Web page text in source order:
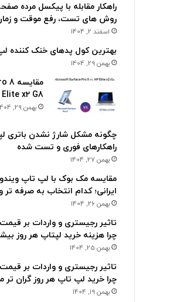
راهکار مقابله با پیکسل مرده
روش های تست، رفع موقت و
اسفند 2, 1404
بهترین کول پدهای خنک کننده لپ
بهمن 29, 1404
Elite x2 G8
بهمن 29, 1404
چگونه مشکل شارژ نشدن باتری
راهکارهای فوری و تست شده
بهمن 27, 1404
مقایسه مک بوک با لپ تاپ
ایرانی؛ کدام انتخاب به صرفه تر
بهمن 26, 1404
تاثیر رجیستری و واردات بر قیمت
چرا هزینه خرید لپتاپ هر روز
بهمن 25, 1404
تاثیر رجیستری و واردات بر
چرا خرید لپ تاپ هر روز گران تر
بهمن 19, 1404